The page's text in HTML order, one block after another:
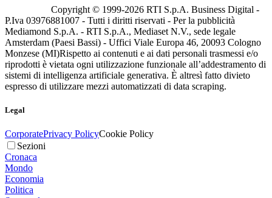
Copyright © 1999-2026 RTI S.p.A. Business Digital -
P.Iva 03976881007 - Tutti i diritti riservati - Per la pubblicità
Mediamond S.p.A. - RTI S.p.A., Mediaset N.V., sede legale
Amsterdam (Paesi Bassi) - Uffici Viale Europa 46, 20093 Cologno
Monzese (MI)Rispetto ai contenuti e ai dati personali trasmessi e/o
riprodotti è vietata ogni utilizzazione funzionale all’addestramento di
sistemi di intelligenza artificiale generativa. È altresì fatto divieto
espresso di utilizzare mezzi automatizzati di data scraping.
Legal
CorporatePrivacy PolicyCookie Policy
Sezioni
Cronaca
Mondo
Economia
Politica